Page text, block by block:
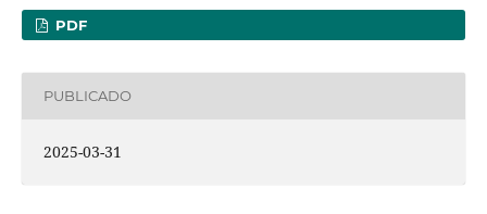
PDF
PUBLICADO
2025-03-31